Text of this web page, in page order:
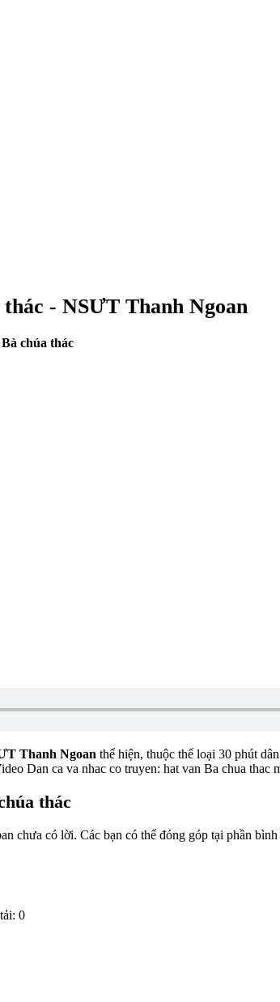
- NSƯT Thanh Ngoan
chúa thác
Thanh Ngoan thể hiện, thuộc thể loại 30 phút
Dan ca va nhac co truyen: hat van Ba chua thac
thác
chưa có lời. Các bạn có thể đóng góp tại phần
0